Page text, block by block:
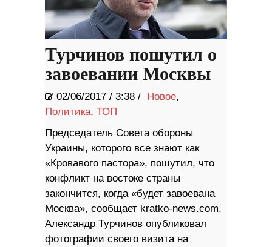
Турчинов пошутил о
завоевании Москвы
02/06/2017 / 3:38 / Новое,
Политика, ТОП
Председатель Совета обороны
Украины, которого все знают как
«Кровавого пастора», пошутил, что
конфликт на востоке страны
закончится, когда «будет завоевана
Москва», сообщает kratko-news.com.
Александр Турчинов опубликовал
фотографии своего визита на